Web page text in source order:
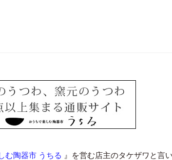
む陶器市 うちる 』を営む店主のタケザワと言